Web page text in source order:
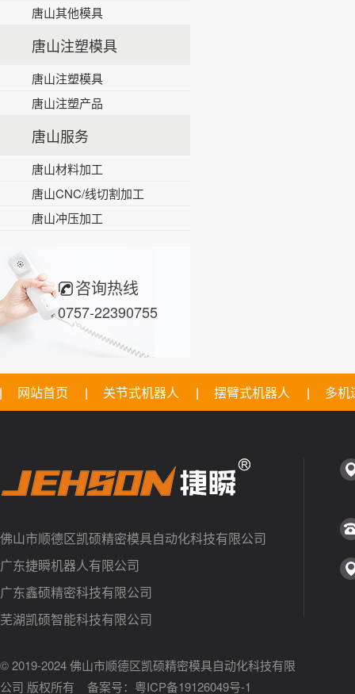
唐山其他模具
唐山注塑模具
唐山注塑模具
唐山注塑产品
唐山服务
唐山材料加工
唐山CNC/线切割加工
唐山冲压加工
咨询热线
0757-22390755
网站首页 关节式机器人 摆臂式机器人 多机
佛山市顺德区凯硕精密模具自动化科技有限公司
广东捷瞬机器人有限公司
广东鑫硕精密科技有限公司
芜湖凯硕智能科技有限公司
© 2019-2024 佛山市顺德区凯硕精密模具自动化科技有限
公司 版权所有 备案号： 粤ICP备19126049号-1